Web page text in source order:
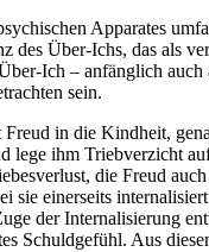
Apparates
des Über-Ichs, das als
Ich – anfänglich
sein.
Freud in die Kindheit,
lege ihm Triebverzicht
die Freud
sie einerseits
der Internalisierung
Schuldgefühl. Aus